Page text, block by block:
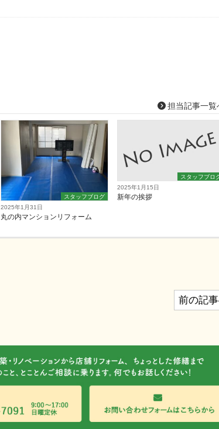
担当記事一覧
スタッフブログ
2025年1月31日
丸の内マンションリフォーム
スタッフブロ
2025年1月15日
新年の挨拶
前の記